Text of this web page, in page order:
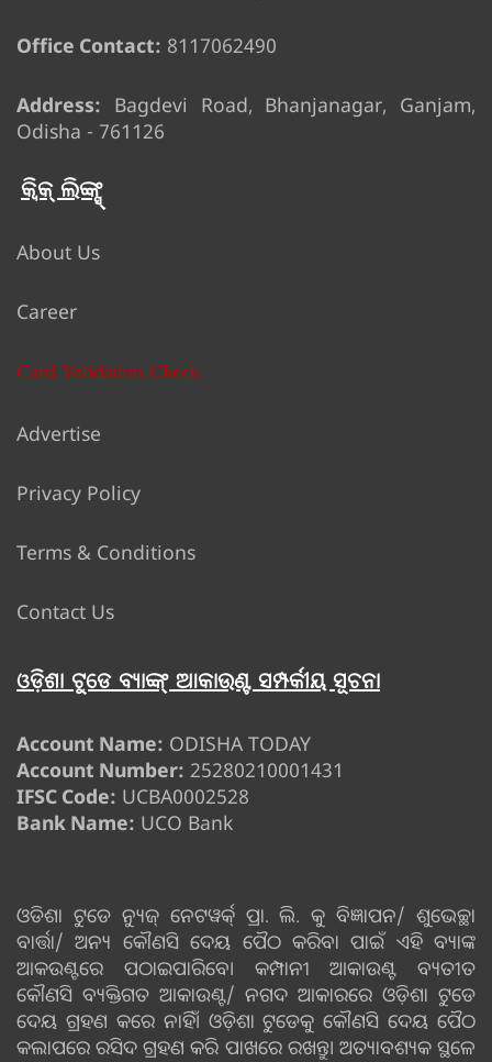
Office Contact: 8117062490
Address: Bagdevi Road, Bhanjanagar, Ganjam,
Odisha - 761126
କ୍ୱିକ୍ ଲିଙ୍କ୍ସ୍
About Us
Career
Card Validation Check
Advertise
Privacy Policy
Terms & Conditions
Contact Us
ଓଡ଼ିଶା ଟୁଡେ ବ୍ୟାଙ୍କ୍ ଆକାଉଣ୍ଟ ସମ୍ପର୍କୀୟ ସୂଚନା
Account Name: ODISHA TODAY
Account Number: 25280210001431
IFSC Code: UCBA0002528
Bank Name: UCO Bank
ଓଡିଶା ଟୁଡେ ନ୍ୟୁଜ୍ ନେଟୱର୍କ୍ ପ୍ରା. ଲି. କୁ ବିଜ୍ଞାପନ/ ଶୁଭେଚ୍ଛା
ବାର୍ତ୍ତା/ ଅନ୍ୟ କୌଣସି ଦେୟ ପୈଠ କରିବା ପାଇଁ ଏହି ବ୍ୟାଙ୍କ
ଆକଉଣ୍ଟରେ ପଠାଇପାରିବେ। କମ୍ପାନୀ ଆକାଉଣ୍ଟ ବ୍ୟତୀତ
କୌଣସି ବ୍ୟକ୍ତିଗତ ଆକାଉଣ୍ଟ/ ନଗଦ ଆକାରରେ ଓଡ଼ିଶା ଟୁଡେ
ଦେୟ ଗ୍ରହଣ କରେ ନାହିଁ। ଓଡ଼ିଶା ଟୁଡେକୁ କୌଣସି ଦେୟ ପୈଠ
କଲାପରେ ରସିଦ ଗ୍ରହଣ କରି ପାଖରେ ରଖନ୍ତୁ। ଅତ୍ୟାବଶ୍ୟକ ସ୍ଥଳେ